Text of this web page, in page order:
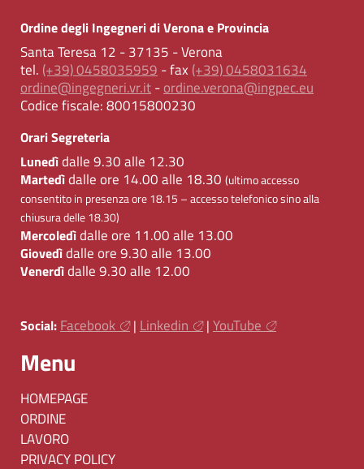
Ordine degli Ingegneri di Verona e Provincia
Santa Teresa 12 - 37135 - Verona
tel. (+39) 0458035959 - fax (+39) 0458031634
ordine@ingegneri.vr.it-ordine.verona@ingpec.eu
Codice fiscale:80015800230
Orari Segreteria
Lunedìdalle 9.30 alle 12.30
Martedìdalle ore 14.00 alle 18.30 (ultimo accesso
consentito in presenza ore 18.15 – accesso telefonico sino alla
chiusura delle 18.30)
Mercoledìdalle ore 11.00 alle 13.00
Giovedìdalle ore 9.30 alle 13.00
Venerdìdalle 9.30 alle 12.00
Social: Facebook | Linkedin | YouTube
Menu
HOMEPAGE
ORDINE
LAVORO
PRIVACY POLICY